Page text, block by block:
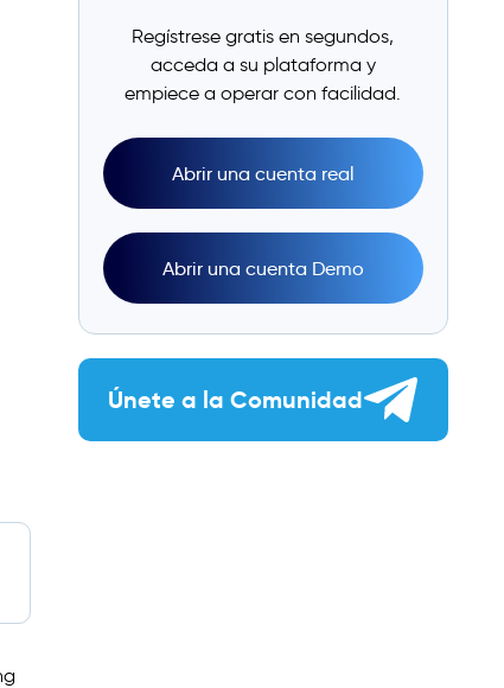
Regístrese gratis en segundos,
acceda a su plataforma y
empiece a operar con facilidad.
Abrir una cuenta real
Abrir una cuenta Demo
Únete a la Comunidad